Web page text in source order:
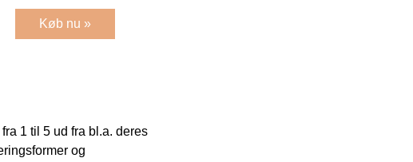
Køb nu »
1 til 5 ud fra bl.a. deres
og